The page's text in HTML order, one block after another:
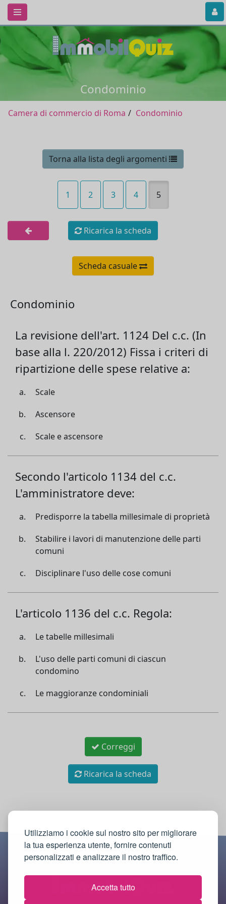
Utilizziamo i cookie sul nostro sito per migliorare
la tua esperienza utente, fornire contenuti
personalizzati e analizzare il nostro traffico.
Accetta tutto
Condominio
Camera di commercio di Roma Condominio
Torna alla lista degli argomenti
1 2 3 4 5
Ricarica la scheda
Scheda casuale
Condominio
La revisione dell'art. 1124 Del c.c. (In
base alla l. 220/2012) Fissa i criteri di
ripartizione delle spese relative a:
Scale
Ascensore
Scale e ascensore
Secondo l'articolo 1134 del c.c.
L'amministratore deve:
Predisporre la tabella millesimale di proprietà
Stabilire i lavori di manutenzione delle parti
comuni
Disciplinare l'uso delle cose comuni
L'articolo 1136 del c.c. Regola:
Le tabelle millesimali
L'uso delle parti comuni di ciascun
condomino
Le maggioranze condominiali
Correggi
Ricarica la scheda